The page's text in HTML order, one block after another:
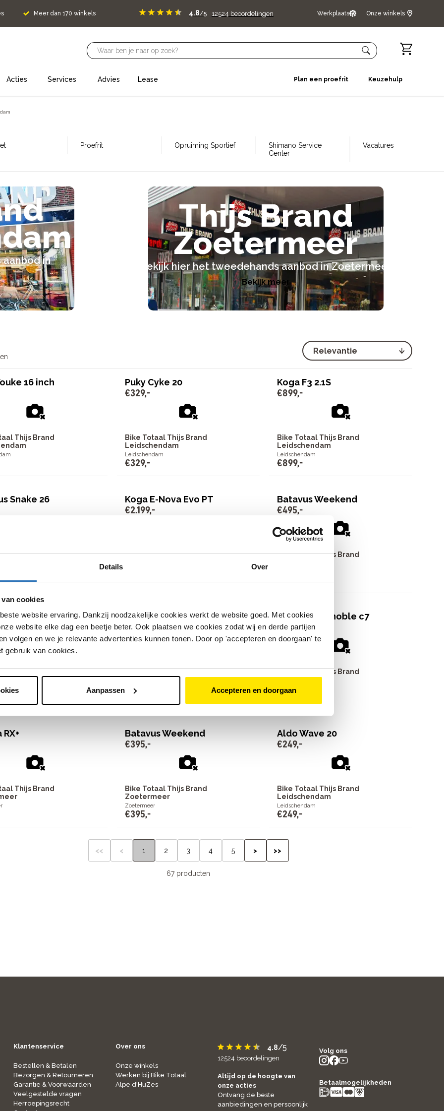
Details Over
cookies
website ervaring. Dankzij noodzakelijke cookies werkt de website goed. Met cookies
website elke dag een beetje beter. Ook plaatsen we cookies zodat wij en derde partijen
volgen en we je relevante advertenties kunnen tonen. Door op 'accepteren en doorgaan' te
gebruik van cookies.
Aanpassen Accepteren en doorgaan
Meer dan 170 winkels 4.8/5 12524 beoordelingen Werkplaats Onze winkels
Acties Services Advies Lease Plan een proefrit Keuzehulp
Proefrit Opruiming Sportief
Shimano Service
Center
Vacatures
in
Thijs Brand
Zoetermeer
Bekijk hier het tweedehands aanbod in Zoetermeer
Bekijk meer
16 inch
Thijs Brand
Puky Cyke 20
€329,-
Bike Totaal Thijs Brand
Leidschendam
Leidschendam
€329,-
Koga F3 2.1S
€899,-
Bike Totaal Thijs Brand
Leidschendam
Leidschendam
€899,-
Snake 26
Thijs Brand
Koga E-Nova Evo PT
€2.199,-
Bike Totaal Thijs Brand
€2.199,-
Batavus Weekend
€495,-
Bike Totaal Thijs Brand
€495,-
Roller Roadmaster Cortina Common
€499,-
Leidschendam
Leidschendam
499
Gazelle Grenoble c7
€1. 699,-
Bike Totaal Thijs Brand
Leidschendam
Leidschendam
€1
Thijs Brand
Batavus Weekend
€395,-
Bike Totaal Thijs Brand
Zoetermeer
Zoetermeer
€395,-
Aldo Wave 20
€249,-
Bike Totaal Thijs Brand
Leidschendam
Leidschendam
€249,-
<< < 1 2 3 4 5 > >>
67 producten
Klantenservice
Bestellen & Betalen
Bezorgen & Retourneren
Garantie & Voorwaarden
Veelgestelde vragen
Herroepingsrecht
Over ons
Onze winkels
Werken bij Bike Totaal
Alpe d'HuZes
4.8/5
12524 beoordelingen
Altijd op de hoogte van
onze acties
Ontvang de beste
aanbiedingen en persoonlijk
Volg ons
instagram
facebook
Betaalmogelijkheden